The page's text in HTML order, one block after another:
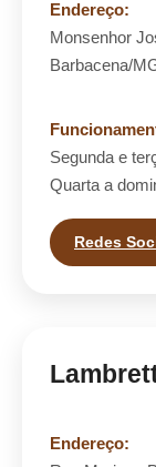
Endereço:
Monsenhor
Barbacena/
Segunda e
Quarta a
Redes
Endereço: